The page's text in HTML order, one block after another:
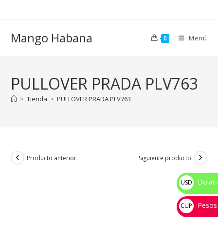
Mango Habana 0 Menú
PULLOVER PRADA PLV763
> Tienda > PULLOVER PRADA PLV763
Producto anterior Siguiente producto
USD
$
Dolar
CUP
💰
Pesos